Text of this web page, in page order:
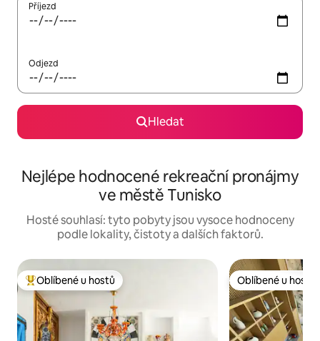
Příjezd
Odjezd
Hledat
Nejlépe hodnocené rekreační pronájmy
ve městě Tunisko
Hosté souhlasí: tyto pobyty jsou vysoce hodnoceny
podle lokality, čistoty a dalších faktorů.
Nejlepší v kategorii Oblíbené u hostů
Oblíbené u hostů Oblíbené u hostů
Oblíbené u hostů